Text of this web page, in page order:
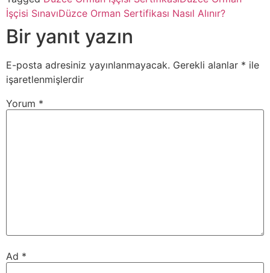
İşçisi SınavıDüzce Orman Sertifikası Nasıl Alınır?
Bir yanıt yazın
E-posta adresiniz yayınlanmayacak. Gerekli alanlar * ile
işaretlenmişlerdir
Yorum *
Ad *